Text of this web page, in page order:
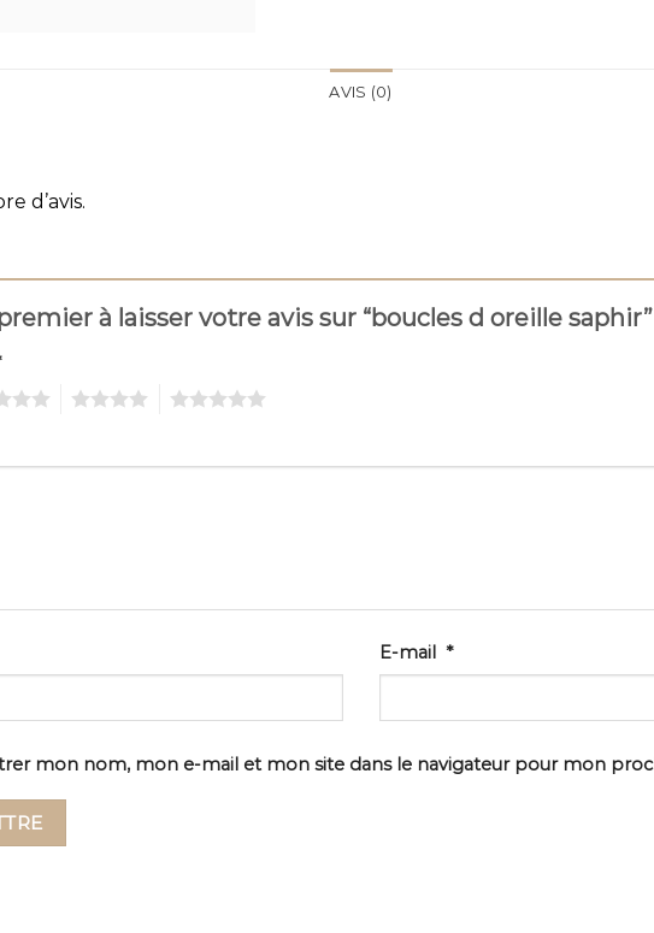
AVIS (0)
d’avis.
à laisser votre avis sur “boucles d oreille saphir”
E-mail *
mon nom, mon e-mail et mon site dans le navigateur pour mon